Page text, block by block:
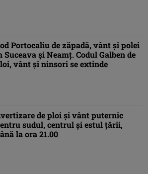
Portocaliu de zăpadă, vânt şi polei
Suceava şi Neamţ. Codul Galben de
vânt şi ninsori se extinde
de ploi şi vânt puternic
sudul, centrul şi estul ţării,
la ora 21.00